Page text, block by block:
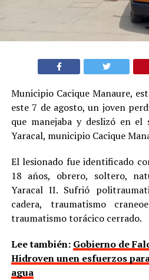
Municipio Cacique Manaure,
este 7 de agosto, un joven
que manejaba y deslizó en el
Yaracal, municipio Cacique
El lesionado fue identificado
18 años, obrero, soltero,
Yaracal II. Sufrió
cadera, traumatismo
traumatismo torácico cerrado.
Lee también: Gobierno de
Hidroven unen esfuerzos
agua